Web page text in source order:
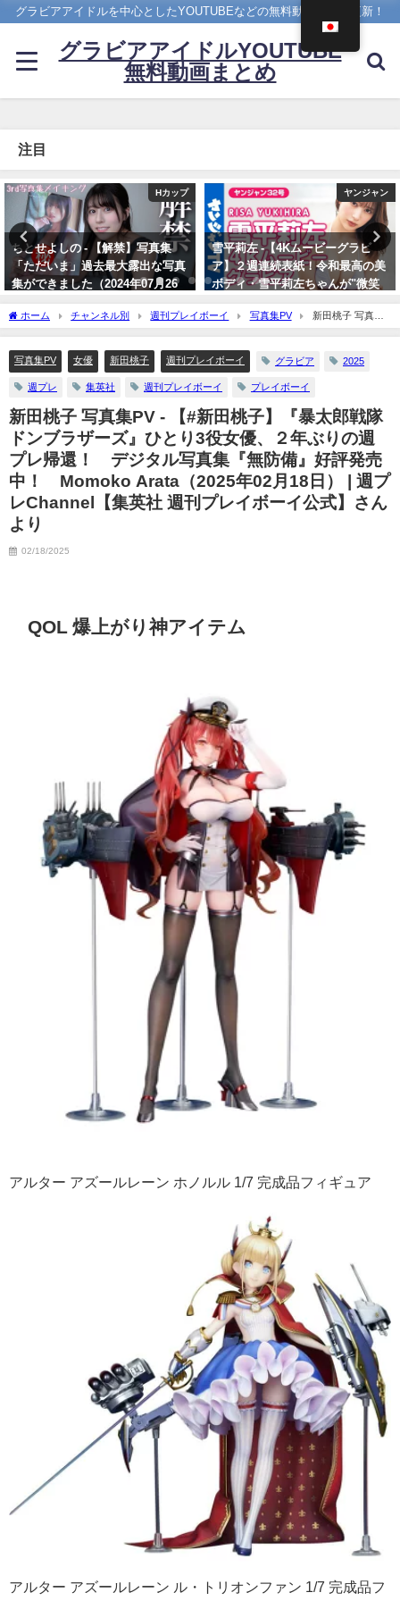
グラビアアイドルを中心としたYOUTUBEなどの無料動画を日々更新！
グラビアアイドルYOUTUBE
無料動画まとめ
注目
ヤンジャン
雪平莉左 -【4Kムービーグラビ
ア】２週連続表紙！令和最高の美
ボディ・雪平莉左ちゃんが"微笑
みの国"タイで魅せる女神の微笑
み！カラフルでビビッドな水着撮
影に最高画質で没入密着！【メイ
キング】（2023年07月06日） | ヤ
ンジャンTV【集英社ヤングジャ
ンプ公式】さんより
07/06/2023
4K UPSCALING CLUB
吉岡里帆(Riho Yoshioka)【4K】
（2022年10月19日） | 4K
UPSCALING CLUBさんより
ホーム チャンネル別 週刊プレイボーイ 写真集PV
新田桃子 写真集
PV - 【#新田桃子】『暴太郎戦隊ドンブラザーズ』ひとり3役女優、２年ぶりの週プレ
| 週プレChannel【集英社 週刊プレイボーイ公式】さんより
写真集PV 女優 新田桃子 週刊プレイボーイ グラビア 2025
週プレ 集英社 週刊プレイボーイ プレイボーイ
新田桃子 写真集PV - 【#新田桃子】『暴太郎戦隊
ドンブラザーズ』ひとり3役女優、２年ぶりの週
プレ帰還！ デジタル写真集『無防備』好評発売
中！ Momoko Arata（2025年02月18日） | 週プ
レChannel【集英社 週刊プレイボーイ公式】さん
より
02/18/2025
QOL 爆上がり神アイテム
アルター アズールレーン ホノルル 1/7 完成品フィギュア
アルター アズールレーン ル・トリオンファン 1/7 完成品フ